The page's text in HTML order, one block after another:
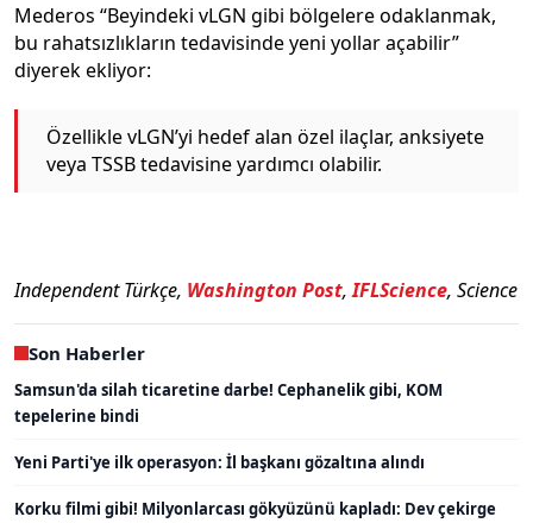
Mederos “Beyindeki vLGN gibi bölgelere odaklanmak,
bu rahatsızlıkların tedavisinde yeni yollar açabilir”
diyerek ekliyor:
Özellikle vLGN’yi hedef alan özel ilaçlar, anksiyete
veya TSSB tedavisine yardımcı olabilir.
Independent Türkçe, Washington Post,IFLScience, Science
Son Haberler
Samsun'da silah ticaretine darbe! Cephanelik gibi, KOM
tepelerine bindi
Yeni Parti'ye ilk operasyon: İl başkanı gözaltına alındı
Korku filmi gibi! Milyonlarcası gökyüzünü kapladı: Dev çekirge